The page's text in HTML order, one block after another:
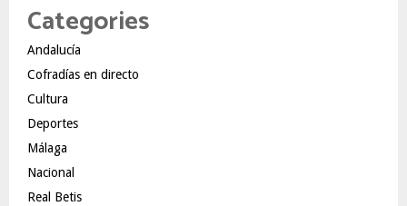
Categories
Andalucía
Cofradías en directo
Cultura
Deportes
Málaga
Nacional
Real Betis